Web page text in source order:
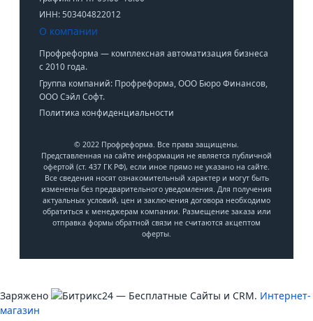
ИНН: 503404822012
О компании
Профреформа — комплексная автоматизация бизнеса
с 2010 года.
Группа компаний: Профреформа, ООО Бюро Финансов,
ООО Сэйл Софт.
Политика конфиденциальности
© 2022 Профреформа. Все права защищены.
Представленная на сайте информация не является публичной
офертой (ст. 437 ГК РФ), если иное прямо не указано на сайте.
Все сведения носят ознакомительный характер и могут быть
изменены без предварительного уведомления. Для получения
актуальных условий, цен и заключения договора необходимо
обратиться к менеджерам компании. Размещение заказа или
отправка формы обратной связи не считаются акцептом
оферты.
Заряжено — Бесплатные Сайты и CRM. Интернет-
магазин